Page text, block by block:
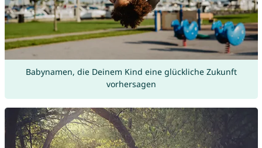
Babynamen, die Deinem Kind eine glückliche Zukunft
vorhersagen